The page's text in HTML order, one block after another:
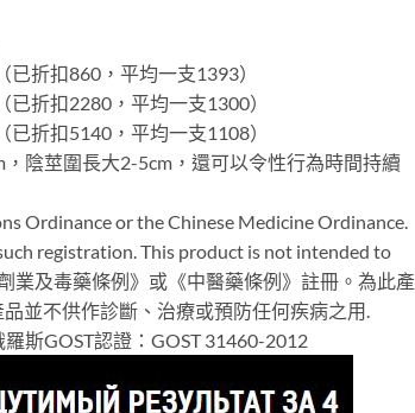
折扣860，平均一支1393）
折扣2280，平均一支1300）
折扣5140，平均一支1108）
陰莖圍長大2-5cm，還可以令性行為時間持續
Ordinance or the Chinese Medicine Ordinance.
registration. This product is not intended to
業及毒藥條例》或《中醫藥條例》註冊。為此產
並不供作診斷、治療或預防任何疾病之用.
斯GOST認證：GOST 31460-2012